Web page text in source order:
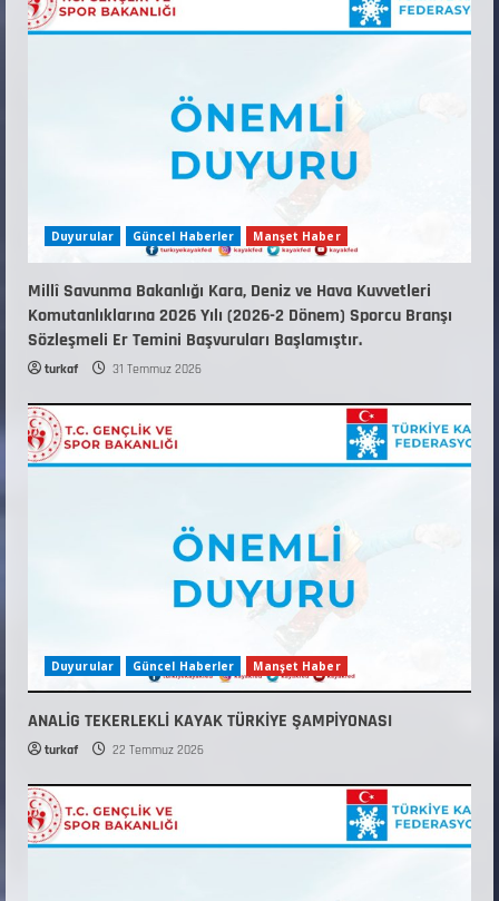
Duyurular Güncel Haberler Manşet Haber
Millî Savunma Bakanlığı Kara, Deniz ve Hava Kuvvetleri
Komutanlıklarına 2026 Yılı (2026-2 Dönem) Sporcu Branşı
Sözleşmeli Er Temini Başvuruları Başlamıştır.
turkaf 31 Temmuz 2026
Duyurular Güncel Haberler Manşet Haber
ANALİG TEKERLEKLİ KAYAK TÜRKİYE ŞAMPİYONASI
turkaf 22 Temmuz 2026